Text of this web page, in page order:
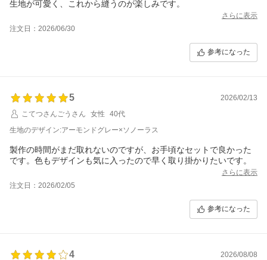
生地が可愛く、これから縫うのが楽しみです。
さらに表示
注文日：2026/06/30
参考になった
5
2026/02/13
こてつさんごうさん
女性
40代
生地のデザイン:アーモンドグレー×ソノーラス
製作の時間がまだ取れないのですが、お手頃なセットで良かった
です。色もデザインも気に入ったので早く取り掛かりたいです。
さらに表示
注文日：2026/02/05
参考になった
4
2026/08/08